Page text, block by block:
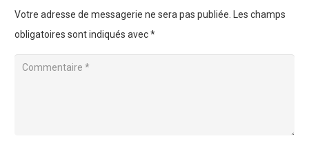
Votre adresse de messagerie ne sera pas publiée.
Les champs
obligatoires sont indiqués avec*